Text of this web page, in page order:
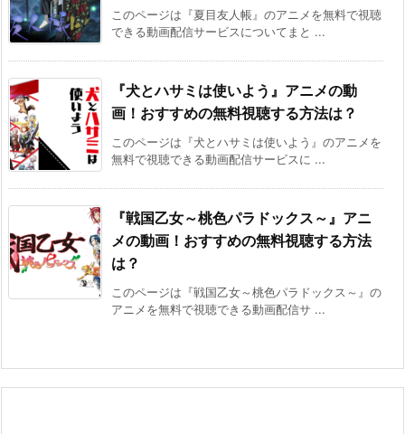
このページは『夏目友人帳』のアニメを無料で視聴
できる動画配信サービスについてまと ...
『犬とハサミは使いよう』アニメの動
画！おすすめの無料視聴する方法は？
このページは『犬とハサミは使いよう』のアニメを
無料で視聴できる動画配信サービスに ...
『戦国乙女～桃色パラドックス～』アニ
メの動画！おすすめの無料視聴する方法
は？
このページは『戦国乙女～桃色パラドックス～』の
アニメを無料で視聴できる動画配信サ ...